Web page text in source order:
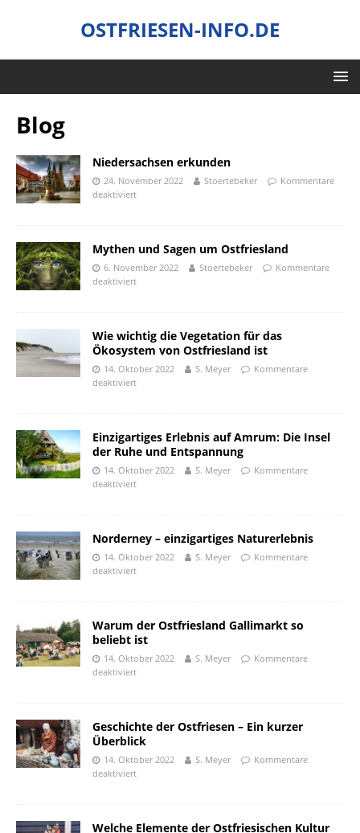
OSTFRIESEN-INFO.DE
Blog
Niedersachsen erkunden
24. November 2022 Stoertebeker
Kommentare
deaktiviert
Mythen und Sagen um Ostfriesland
6. November 2022 Stoertebeker
Kommentare
deaktiviert
Wie wichtig die Vegetation für das
Ökosystem von Ostfriesland ist
14. Oktober 2022 S. Meyer
Kommentare
deaktiviert
Einzigartiges Erlebnis auf Amrum: Die Insel
der Ruhe und Entspannung
14. Oktober 2022 S. Meyer
Kommentare
deaktiviert
Norderney – einzigartiges Naturerlebnis
14. Oktober 2022 S. Meyer
Kommentare
deaktiviert
Warum der Ostfriesland Gallimarkt so
beliebt ist
14. Oktober 2022 S. Meyer
Kommentare
deaktiviert
Geschichte der Ostfriesen – Ein kurzer
Überblick
14. Oktober 2022 S. Meyer
Kommentare
deaktiviert
Welche Elemente der Ostfriesischen Kultur